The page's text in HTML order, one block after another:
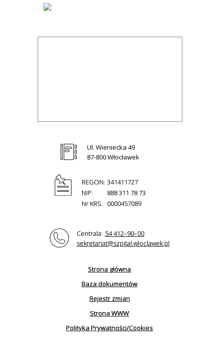
Ul. Wieniecka 49
87-800 Włocławek
REGON: 341411727
NIP:
888 311 78 73
Nr KRS:
0000457089
Centrala: 54 412–90–00
sekretariat@szpital.wloclawek.pl
Strona główna
Baza dokumentów
Rejestr zmian
Strona WWW
Polityka Prywatności/Cookies